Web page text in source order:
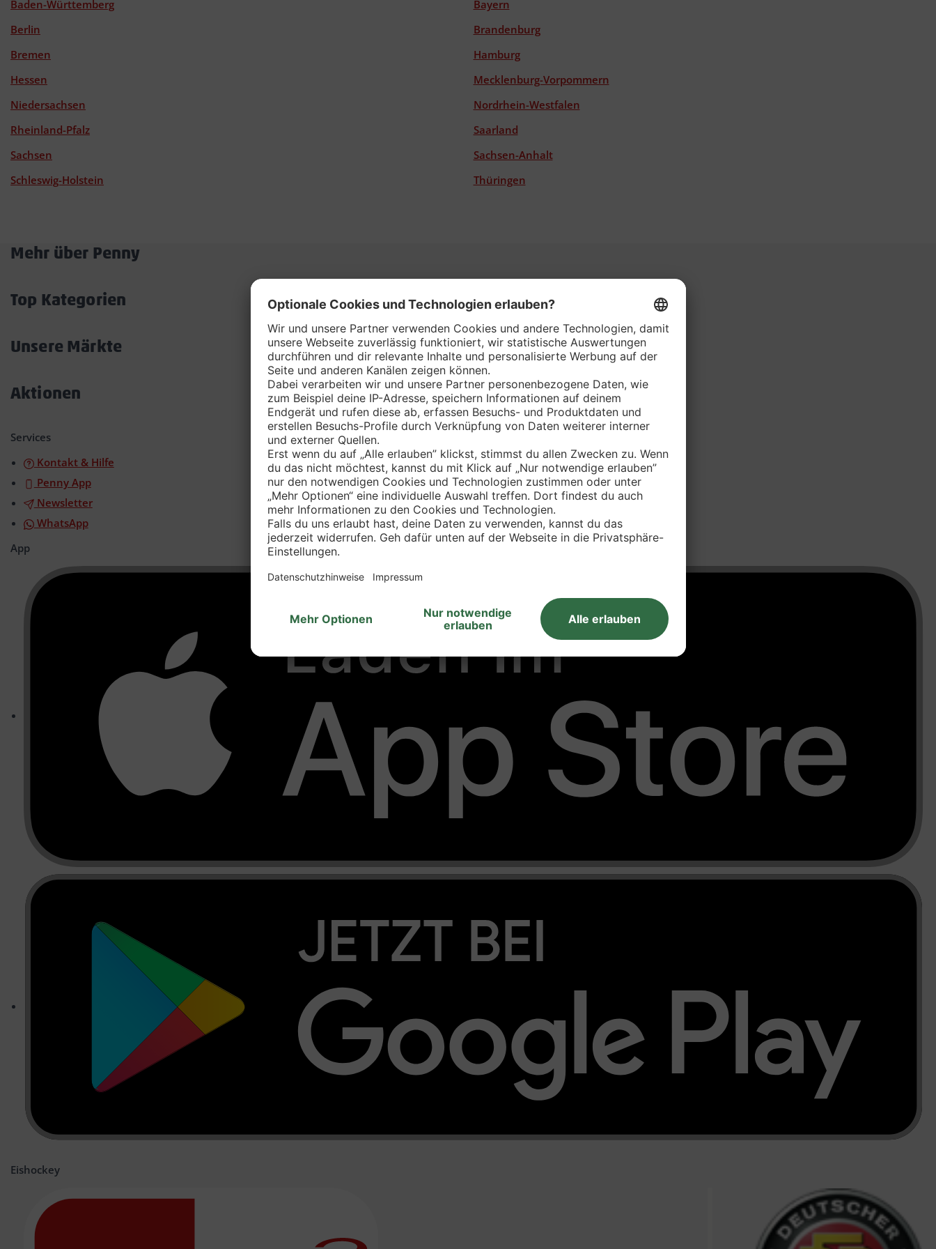
Baden-Württemberg
Bayern
Berlin
Brandenburg
Bremen
Hamburg
Hessen
Mecklenburg-Vorpommern
Niedersachsen
Nordrhein-Westfalen
Rheinland-Pfalz
Saarland
Sachsen
Sachsen-Anhalt
Schleswig-Holstein
Thüringen
Mehr über Penny
öffnen/schließen
Top Kategorien
Unsere Märkte
Aktionen
Services
Kontakt & Hilfe
Penny App
Newsletter
WhatsApp
App
Eishockey